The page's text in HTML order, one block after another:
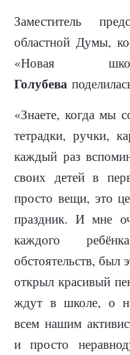
Заместитель
областной Думы,
«Новая
Голубева
«Знаете, когда мы
тетрадки, ручки,
каждый раз
своих детей в
просто вещи, это
праздник. И мне
каждого
обстоятельств, был
открыл красивый
ждут в школе, о
всем нашим
и просто